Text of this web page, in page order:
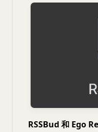
RSSBud 和 Ego